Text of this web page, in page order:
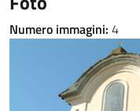
Numero immagini: 4